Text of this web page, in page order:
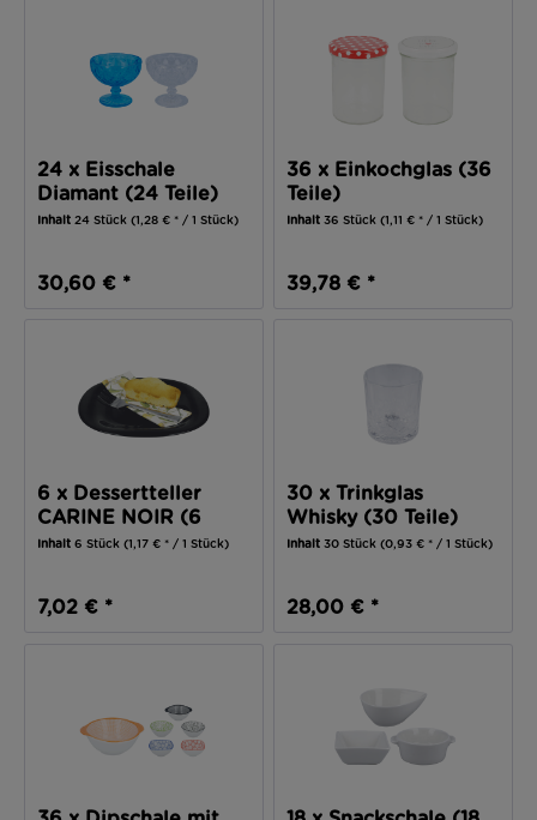
24 x Eisschale
Diamant (24 Teile)
Inhalt24 Stück(1,28 € * / 1 Stück)
30,60 € *
36 x Einkochglas (36
Teile)
Inhalt36 Stück(1,11 € * / 1 Stück)
39,78 € *
6 x Dessertteller
CARINE NOIR (6
Teile)
Inhalt6 Stück(1,17 € * / 1 Stück)
7,02 € *
30 x Trinkglas
Whisky (30 Teile)
Inhalt30 Stück(0,93 € * / 1 Stück)
28,00 € *